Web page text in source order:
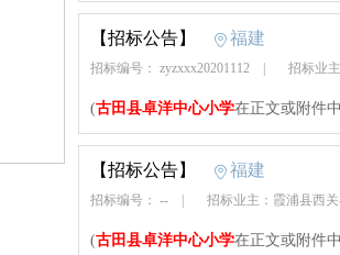
【招标公告】 福建
招标编号： zyzxxx20201112 招标业
(古田县卓洋中心小学在正文或附件
【招标公告】 福建
招标编号： -- 招标业主：霞浦县西
(古田县卓洋中心小学在正文或附件